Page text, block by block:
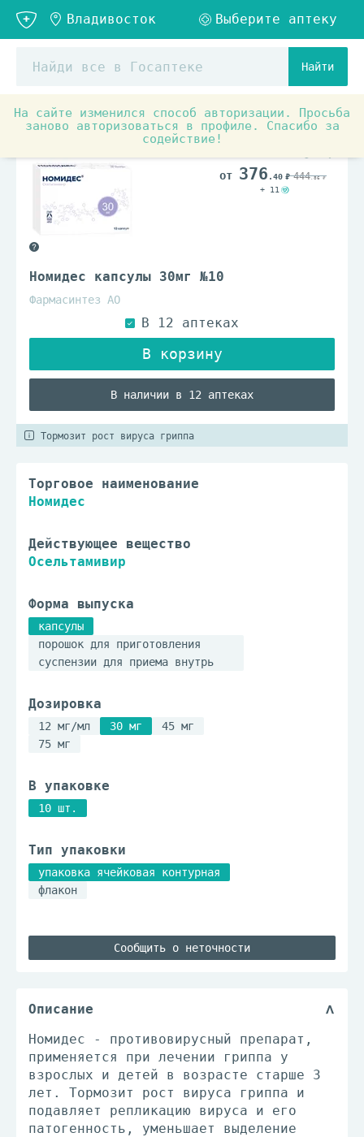
Найти
На сайте изменился способ авторизации. Просьба
заново авторизоваться в профиле. Спасибо за
содействие!
Аптечные товары Противопростудные,
Номидес капсулы 30мг №10
Фармасинтез АО
В наличии в 12 аптеках
376 .40 444.86
+ 11
Тормозит рост вируса гриппа
Торговое наименование
Номидес
Действующее вещество
Осельтамивир
Форма выпуска
капсулы
порошок для приготовления
суспензии для приема внутрь
Дозировка
12 мг/мл 30 мг
45 мг
75 мг
В упаковке
10 шт.
Тип упаковки
упаковка ячейковая контурная
флакон
Сообщить о неточности
Описание
Номидес - противовирусный препарат,
применяется при лечении гриппа у
взрослых и детей в возрасте старше 3
лет. Тормозит рост вируса гриппа и
подавляет репликацию вируса и его
патогенность, уменьшает выделение